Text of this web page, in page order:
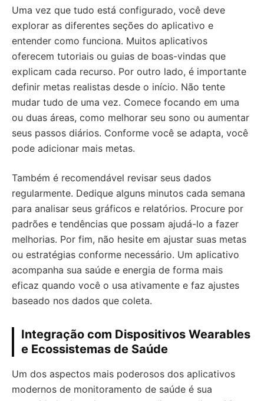
Uma vez que tudo está configurado, você deve
explorar as diferentes seções do aplicativo e
entender como funciona. Muitos aplicativos
oferecem tutoriais ou guias de boas-vindas que
explicam cada recurso. Por outro lado, é importante
definir metas realistas desde o início. Não tente
mudar tudo de uma vez. Comece focando em uma
ou duas áreas, como melhorar seu sono ou aumentar
seus passos diários. Conforme você se adapta, você
pode adicionar mais metas.
Também é recomendável revisar seus dados
regularmente. Dedique alguns minutos cada semana
para analisar seus gráficos e relatórios. Procure por
padrões e tendências que possam ajudá-lo a fazer
melhorias. Por fim, não hesite em ajustar suas metas
ou estratégias conforme necessário. Um aplicativo
acompanha sua saúde e energia de forma mais
eficaz quando você o usa ativamente e faz ajustes
baseado nos dados que coleta.
Integração com Dispositivos Wearables
e Ecossistemas de Saúde
Um dos aspectos mais poderosos dos aplicativos
modernos de monitoramento de saúde é sua